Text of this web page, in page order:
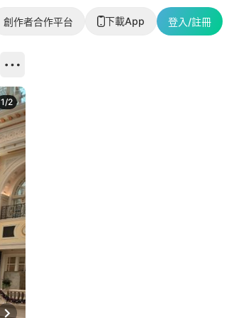
創作者合作平台 下載App 登入/註冊
1/2